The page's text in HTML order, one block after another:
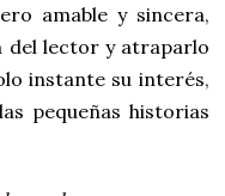
amable y sincera,
del lector y atraparlo
instante su interés,
pequeñas historias